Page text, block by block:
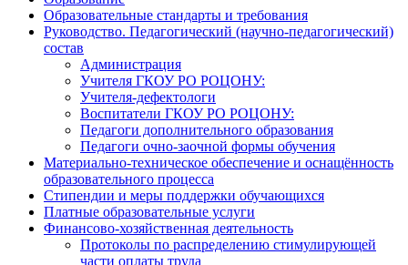
Образовательные стандарты и требования
Руководство. Педагогический (научно-педагогический)
состав
Администрация
Учителя ГКОУ РО РОЦОНУ:
Учителя-дефектологи
Воспитатели ГКОУ РО РОЦОНУ:
Педагоги дополнительного образования
Педагоги очно-заочной формы обучения
Материально-техническое обеспечение и оснащённость
образовательного процесса
Стипендии и меры поддержки обучающихся
Платные образовательные услуги
Финансово-хозяйственная деятельность
Протоколы по распределению стимулирующей
части оплаты труда